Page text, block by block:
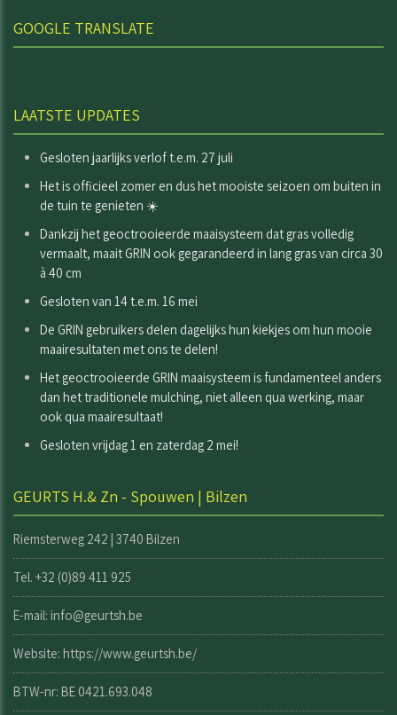
GOOGLE TRANSLATE
LAATSTE UPDATES
Gesloten jaarlijks verlof t.e.m. 27 juli
Het is officieel zomer en dus het mooiste seizoen om buiten in
de tuin te genieten ☀️
Dankzij het geoctrooieerde maaisysteem dat gras volledig
vermaalt, maait GRIN ook gegarandeerd in lang gras van circa 30
à 40 cm
Gesloten van 14 t.e.m. 16 mei
De GRIN gebruikers delen dagelijks hun kiekjes om hun mooie
maairesultaten met ons te delen!
Het geoctrooieerde GRIN maaisysteem is fundamenteel anders
dan het traditionele mulching, niet alleen qua werking, maar
ook qua maairesultaat!
Gesloten vrijdag 1 en zaterdag 2 mei!
GEURTS H.& Zn - Spouwen | Bilzen
Riemsterweg 242 | 3740 Bilzen
Tel. +32 (0)89 411 925
E-mail: info@geurtsh.be
Website: https://www.geurtsh.be/
BTW-nr: BE 0421.693.048